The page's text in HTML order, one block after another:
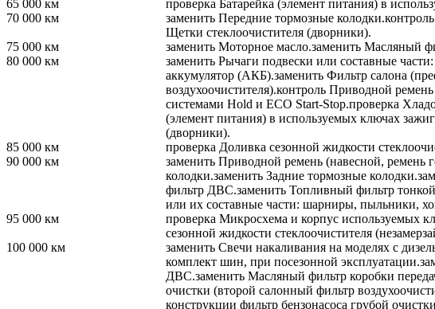
65 000 км проверка Батарейка (элемент питания) в
70 000 км заменить Передние тормозные колодки.контроль
Щетки стеклоочистителя (дворники).
75 000 км заменить Моторное масло.заменить Масляный
80 000 км заменить Рычаги подвески или составные
аккумулятор (АКБ).заменить Фильтр салона
воздухоочистителя).контроль Приводной ремень
системами Hold и ECO Start-Stop.проверка
(элемент питания) в используемых ключах
(дворники).
85 000 км проверка Доливка сезонной жидкости
90 000 км заменить Приводной ремень (навесной, ремень
колодки.заменить Задние тормозные колодки.
фильтр ДВС.заменить Топливный фильтр
или их составные части: шарниры, пыльники,
95 000 км проверка Микросхема и корпус используемых
сезонной жидкости стеклоочистителя
100 000 км заменить Свечи накаливания на моделях с
комплект шин, при посезонной эксплуатации.
ДВС.заменить Масляный фильтр коробки
очистки (второй салонный фильтр
конструкции фильтр бензонасоса грубой